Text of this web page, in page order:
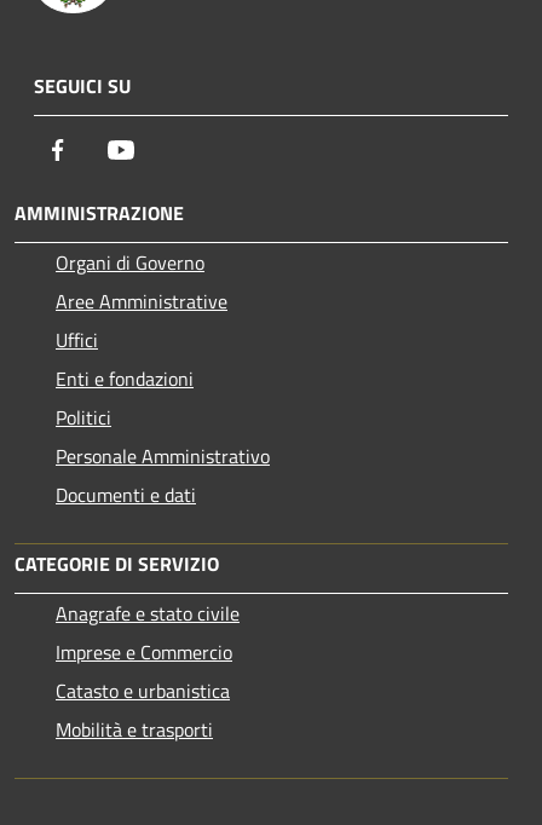
SEGUICI SU
Facebook
AMMINISTRAZIONE
Organi di Governo
Aree Amministrative
Uffici
Enti e fondazioni
Politici
Personale Amministrativo
Documenti e dati
CATEGORIE DI SERVIZIO
Anagrafe e stato civile
Imprese e Commercio
Catasto e urbanistica
Mobilità e trasporti